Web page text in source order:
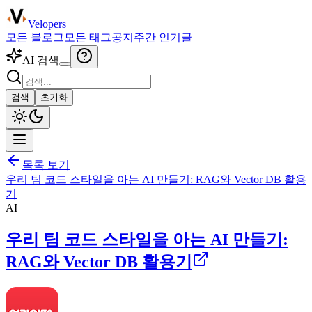
Velopers
모든 블로그 모든 태그공지 주간 인기글
AI 검색
검색 초기화
목록 보기
우리 팀 코드 스타일을 아는 AI 만들기: RAG와 Vector DB 활용
기
AI
우리 팀 코드 스타일을 아는 AI 만들기:
RAG와 Vector DB 활용기